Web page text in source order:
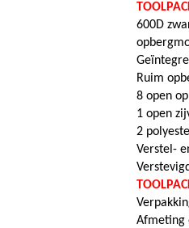
600D
Ruim
8 open
1 open
2
Verstel-
Afmeting